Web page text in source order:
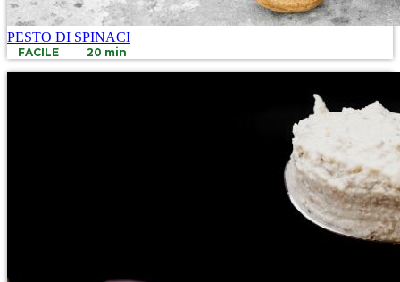
PESTO DI SPINACI
FACILE 20 min